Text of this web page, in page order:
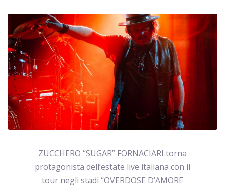
ZUCCHERO “SUGAR” FORNACIARI torna
protagonista dell’estate live italiana con il
tour negli stadi “OVERDOSE D’AMORE